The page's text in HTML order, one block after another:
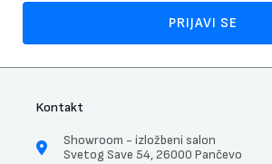
PRIJAVI SE
Kontakt
Showroom - izložbeni salon
Svetog Save 54, 26000 Pančevo